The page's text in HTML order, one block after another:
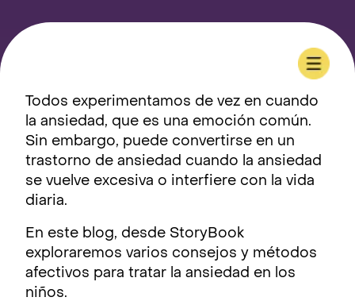
Todos experimentamos de vez en cuando
la ansiedad, que es una emoción común.
Sin embargo, puede convertirse en un
trastorno de ansiedad cuando la ansiedad
se vuelve excesiva o interfiere con la vida
diaria.
En este blog, desde StoryBook
exploraremos varios consejos y métodos
afectivos para tratar la ansiedad en los
niños.